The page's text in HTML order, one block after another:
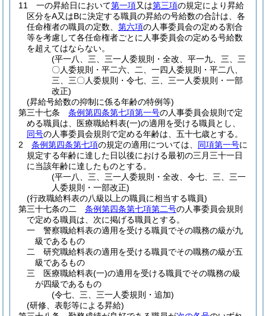
11
一の昇給日において第一項又は第三項の規定により昇給
区分をA又はBに決定する職員の昇給の号給数の合計は、各
任命権者の職員の定数、 第六項の人事委員会の定める割合
等を考慮して各任命権者ごとに人事委員会の定める号給数
を超えてはならない。
(平一八、三、三一人委規則・全改、平一九、三、三
〇人委規則・平二六、二、一四人委規則・平二八、
三、三〇人委規則・令七、三、三一人委規則・一部
改正)
(昇給号給数の抑制に係る年齢の特例等)
第三十七条
条例第四条第七項第一号の人事委員会規則で定
める職員は、医療職給料表(一)の適用を受ける職員とし、
同号の人事委員会規則で定める年齢は、五十七歳とする。
2
条例第四条第七項の規定の適用については、 同項第一号に
規定する年齢に達した日以後における最初の三月三十一日
に当該年齢に達したものとする。
(平一八、三、三一人委規則・全改、令七、三、三一
人委規則・一部改正)
(行政職給料表の八級以上の職員に相当する職員)
第三十七条の二
条例第四条第七項第二号の人事委員会規則
で定める職員は、次に掲げる職員とする。
一
警察職給料表の適用を受ける職員でその職務の級が九
級であるもの
二
研究職給料表の適用を受ける職員でその職務の級が五
級であるもの
三
医療職給料表(一)の適用を受ける職員でその職務の級
が四級であるもの
(令七、三、三一人委規則・追加)
(研修、表彰等による昇給)